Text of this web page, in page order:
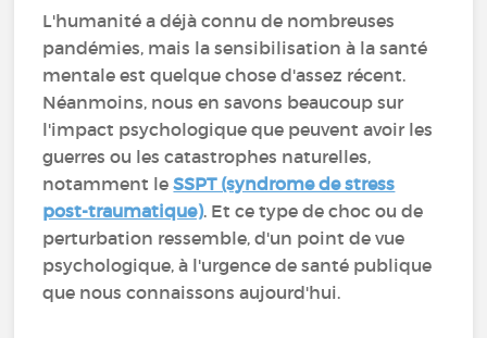
L'humanité a déjà connu de nombreuses
pandémies, mais la sensibilisation à la santé
mentale est quelque chose d'assez récent.
Néanmoins, nous en savons beaucoup sur
l'impact psychologique que peuvent avoir les
guerres ou les catastrophes naturelles,
notamment leSSPT (syndrome de stress
post-traumatique). Et ce type de choc ou de
perturbation ressemble, d'un point de vue
psychologique, à l'urgence de santé publique
que nous connaissons aujourd'hui.